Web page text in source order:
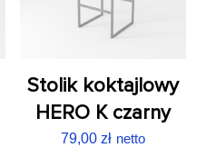
Stolik koktajlowy
HERO K czarny
79,00 zł netto